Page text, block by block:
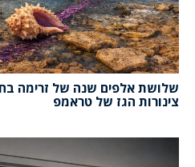
שלושת אלפים שנה של זרימה
צינורות הגז של טראמפ